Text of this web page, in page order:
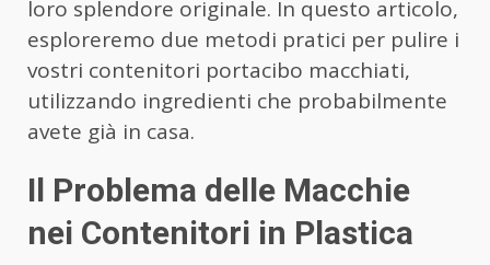
loro splendore originale. In questo articolo,
esploreremo due metodi pratici per pulire i
vostri contenitori portacibo macchiati,
utilizzando ingredienti che probabilmente
avete già in casa.
Il Problema delle Macchie
nei Contenitori in Plastica